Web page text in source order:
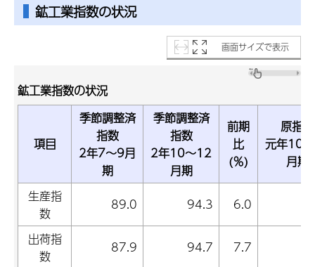
鉱工業指数の状況
画面サイズで表示
鉱工業指数の状況
項目
季節調整済
指数
2年7～9月
期
季節調整済
指数
2年10～12
月期
前期
比
(％)
原指数
元年10
月期
生産指
数
89.0 94.3 6.0
出荷指
数
87.9 94.7 7.7